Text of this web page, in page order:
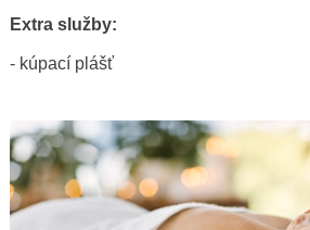
Extra služby:
- kúpací plášť